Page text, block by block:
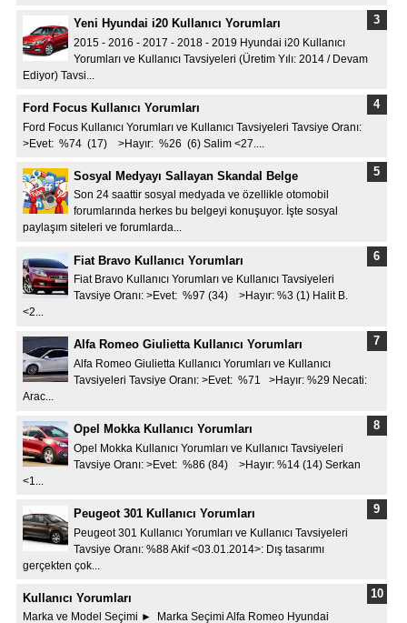
Yeni Hyundai i20 Kullanıcı Yorumları
2015 - 2016 - 2017 - 2018 - 2019 Hyundai i20 Kullanıcı
Yorumları ve Kullanıcı Tavsiyeleri (Üretim Yılı: 2014 / Devam
Ediyor) Tavsi...
Ford Focus Kullanıcı Yorumları
Ford Focus Kullanıcı Yorumları ve Kullanıcı Tavsiyeleri Tavsiye Oranı:
>Evet: %74 (17) >Hayır: %26 (6) Salim <27....
Sosyal Medyayı Sallayan Skandal Belge
Son 24 saattir sosyal medyada ve özellikle otomobil
forumlarında herkes bu belgeyi konuşuyor. İşte sosyal
paylaşım siteleri ve forumlarda...
Fiat Bravo Kullanıcı Yorumları
Fiat Bravo Kullanıcı Yorumları ve Kullanıcı Tavsiyeleri
Tavsiye Oranı: >Evet: %97 (34) >Hayır: %3 (1) Halit B.
<2...
Alfa Romeo Giulietta Kullanıcı Yorumları
Alfa Romeo Giulietta Kullanıcı Yorumları ve Kullanıcı
Tavsiyeleri Tavsiye Oranı: >Evet: %71 >Hayır: %29 Necati:
Arac...
Opel Mokka Kullanıcı Yorumları
Opel Mokka Kullanıcı Yorumları ve Kullanıcı Tavsiyeleri
Tavsiye Oranı: >Evet: %86 (84) >Hayır: %14 (14) Serkan
<1...
Peugeot 301 Kullanıcı Yorumları
Peugeot 301 Kullanıcı Yorumları ve Kullanıcı Tavsiyeleri
Tavsiye Oranı: %88 Akif <03.01.2014>: Dış tasarımı
gerçekten çok...
Kullanıcı Yorumları
Marka ve Model Seçimi ► Marka Seçimi Alfa Romeo Hyundai